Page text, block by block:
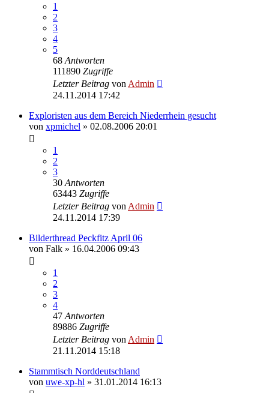
1
2
3
4
5
68 Antworten
111890 Zugriffe
Letzter Beitrag von Admin
24.11.2014 17:42
Exploristen aus dem Bereich Niederrhein gesucht
von xpmichel » 02.08.2006 20:01
1
2
3
30 Antworten
63443 Zugriffe
Letzter Beitrag von Admin
24.11.2014 17:39
Bilderthread Peckfitz April 06
von Falk » 16.04.2006 09:43
1
2
3
4
47 Antworten
89886 Zugriffe
Letzter Beitrag von Admin
21.11.2014 15:18
Stammtisch Norddeutschland
von uwe-xp-hl » 31.01.2014 16:13